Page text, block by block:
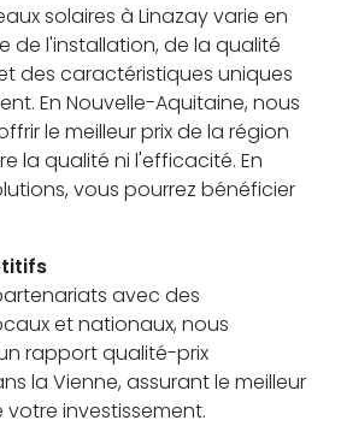
solaires à Linazay varie en
de l'installation, de la qualité
des caractéristiques uniques
En Nouvelle-Aquitaine, nous
le meilleur prix de la région
la qualité ni l'efficacité. En
vous pourrez bénéficier
avec des
et nationaux, nous
rapport qualité-prix
la Vienne, assurant le meilleur
investissement.